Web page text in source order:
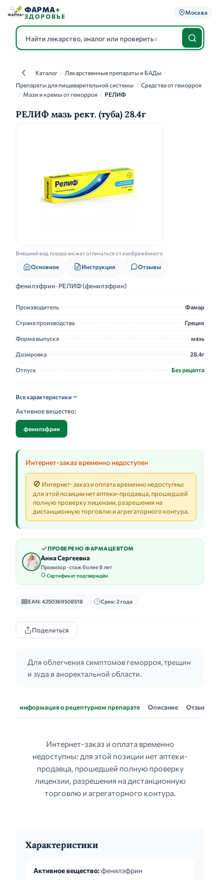
ФАРМА+
ЗДОРОВЬЕ
Москва
КаталогКаталог / Лекарственные препараты и БАДы /
Препараты для пищеварительной системы / Средства от геморроя
/ Мази и кремы от геморроя / РЕЛИФ
РЕЛИФ мазь рект. (туба) 28.4г
Внешний вид товара может отличаться от изображённого
Основное Инструкция Отзывы
фенилэфрин · РЕЛИФ (фенилэфрин)
Производитель Фамар
Страна производства Греция
Форма выпуска мазь
Дозировка 28.4г
Отпуск Без рецепта
Все характеристики
Активное вещество:
фенилэфрин
Интернет-заказ временно недоступен
🚫 Интернет-заказ и оплата временно недоступны:
для этой позиции нет аптеки-продавца, прошедшей
полную проверку лицензии, разрешения на
дистанционную торговлю и агрегаторного контура.
ПРОВЕРЕНО ФАРМАЦЕВТОМ
Анна Сергеевна
Провизор · стаж более 8 лет
Сертификат подтверждён
EAN: 4250369508518 Срок: 2 года
Поделиться
Для облегчения симптомов геморроя, трещин
и зуда в аноректальной области.
информация о рецептурном препарате Описание Отзывы
Интернет-заказ и оплата временно
недоступны: для этой позиции нет аптеки-
продавца, прошедшей полную проверку
лицензии, разрешения на дистанционную
торговлю и агрегаторного контура.
Характеристики
Активное вещество: фенилэфрин